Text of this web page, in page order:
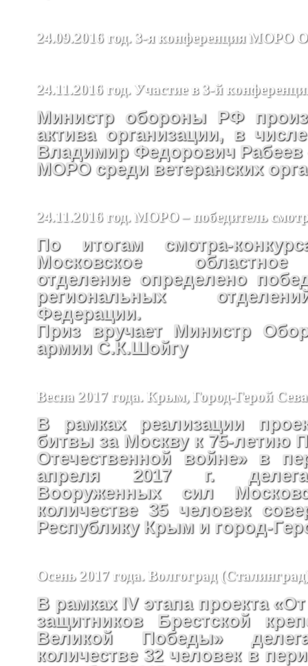
24.09.2016 год. 3-я конференция
24.11.2016 год. Участие в 3-й
Министр обороны РФ
актива организации, в
Владимир Федорович Рабеев
МОРО среди ветеранских
24.11.2016 год. МОРО – победитель
По итогам смотра-
Московское областное
отделение определено
региональных
Федерации.
Приз вручает Министр
армии С.К.Шойгу
Весна 2017 года. Крым, Город-Герой
В рамках реализации
битвы за Москву к 75-летию
Отечественной войне» в
апреля 2017 г.
Вооруженных сил
количестве 35 человек
Республику Крым и город-
Осень 2017 года. Волгоград
В рамках IV этапа проекта
защитников Брестской
Великой Победы»
количестве 32 человек в